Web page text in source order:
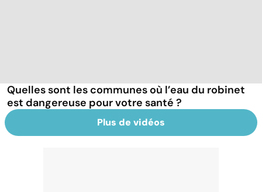
Quelles sont les communes où l’eau du robinet
est dangereuse pour votre santé ?
Plus de vidéos